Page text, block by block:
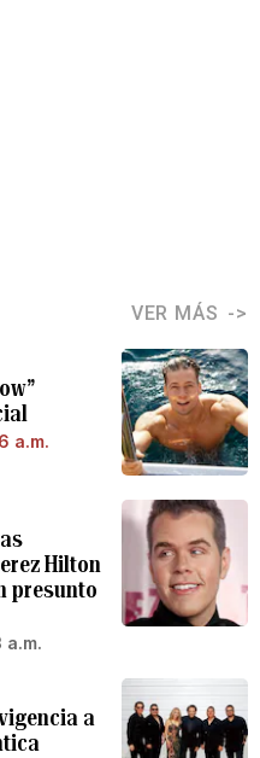
VER MÁS
a.m.
Hilton
presunto
a